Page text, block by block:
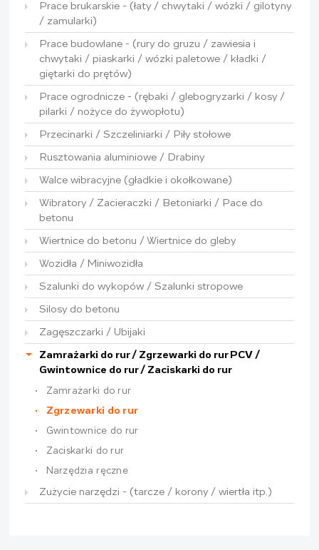
Prace brukarskie - (łaty / chwytaki / wózki / gilotyny
/ zamularki)
Prace budowlane - (rury do gruzu / zawiesia i
chwytaki / piaskarki / wózki paletowe / kładki /
giętarki do prętów)
Prace ogrodnicze - (rębaki / glebogryzarki / kosy /
pilarki / nożyce do żywopłotu)
Przecinarki / Szczeliniarki / Piły stołowe
Rusztowania aluminiowe / Drabiny
Walce wibracyjne (gładkie i okołkowane)
Wibratory / Zacieraczki / Betoniarki / Pace do
betonu
Wiertnice do betonu / Wiertnice do gleby
Wozidła / Miniwozidła
Szalunki do wykopów / Szalunki stropowe
Silosy do betonu
Zagęszczarki / Ubijaki
Zamrażarki do rur / Zgrzewarki do rur PCV /
Gwintownice do rur / Zaciskarki do rur
Zamrażarki do rur
Zgrzewarki do rur
Gwintownice do rur
Zaciskarki do rur
Narzędzia ręczne
Zużycie narzędzi - (tarcze / korony / wiertła itp.)